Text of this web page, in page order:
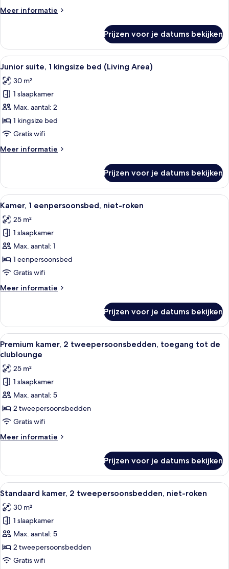
laden
Meer informatie
Meer
1
slaapkamer
(Living
Prijzen voor je datums bekijken
Alle
foto's
voor
Junior
suite,
1
kingsize
(Living
Een moderne badkamer met een
13
Junior suite, 1 kingsize bed (Living Area)
30 m²
1 slaapkamer
Max. aantal: 2
1 kingsize bed
Gratis wifi
Meer informatie
Meer
suite,
kingsize
(Living
Area)
Prijzen voor je datums bekijken
Alle
foto's
voor
Kamer,
1
eenpersoonsbed,
niet-
laden
Een persoon gebruikt een spiegel
12
Kamer, 1 eenpersoonsbed, niet-roken
25 m²
1 slaapkamer
Max. aantal: 1
1 eenpersoonsbed
Gratis wifi
Meer informatie
Meer
1
eenpersoonsbed,
niet-
roken
Prijzen voor je datums bekijken
Alle
foto's
voor
Premium
kamer,
2
tweepersoonsbedden,
toegang
tot
de
laden
Een moderne badkamer met een
22
Premium kamer, 2 tweepersoonsbedden, toegang tot de
clublounge
25 m²
1 slaapkamer
Max. aantal: 5
2 tweepersoonsbedden
Gratis wifi
Meer informatie
Meer
kamer,
tweepersoonsbedden,
tot
de
Prijzen voor je datums bekijken
Alle
foto's
voor
Standaard
kamer,
2
tweepersoonsbedden,
Hotelkamer met twee bedden, een
13
Standaard kamer, 2 tweepersoonsbedden, niet-roken
30 m²
1 slaapkamer
Max. aantal: 5
2 tweepersoonsbedden
Gratis wifi